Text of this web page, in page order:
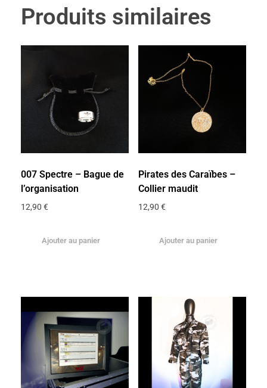
Produits similaires
007 Spectre – Bague de
l’organisation
12,90 €
Ajouter au panier
Pirates des Caraïbes –
Collier maudit
12,90 €
Ajouter au panier